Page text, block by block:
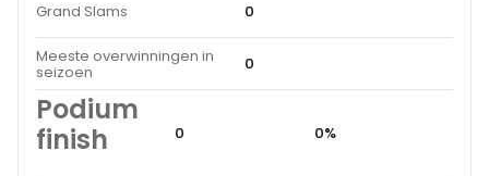
Grand Slams 0
Meeste overwinningen in
seizoen 0
Podium
finish
0 0%